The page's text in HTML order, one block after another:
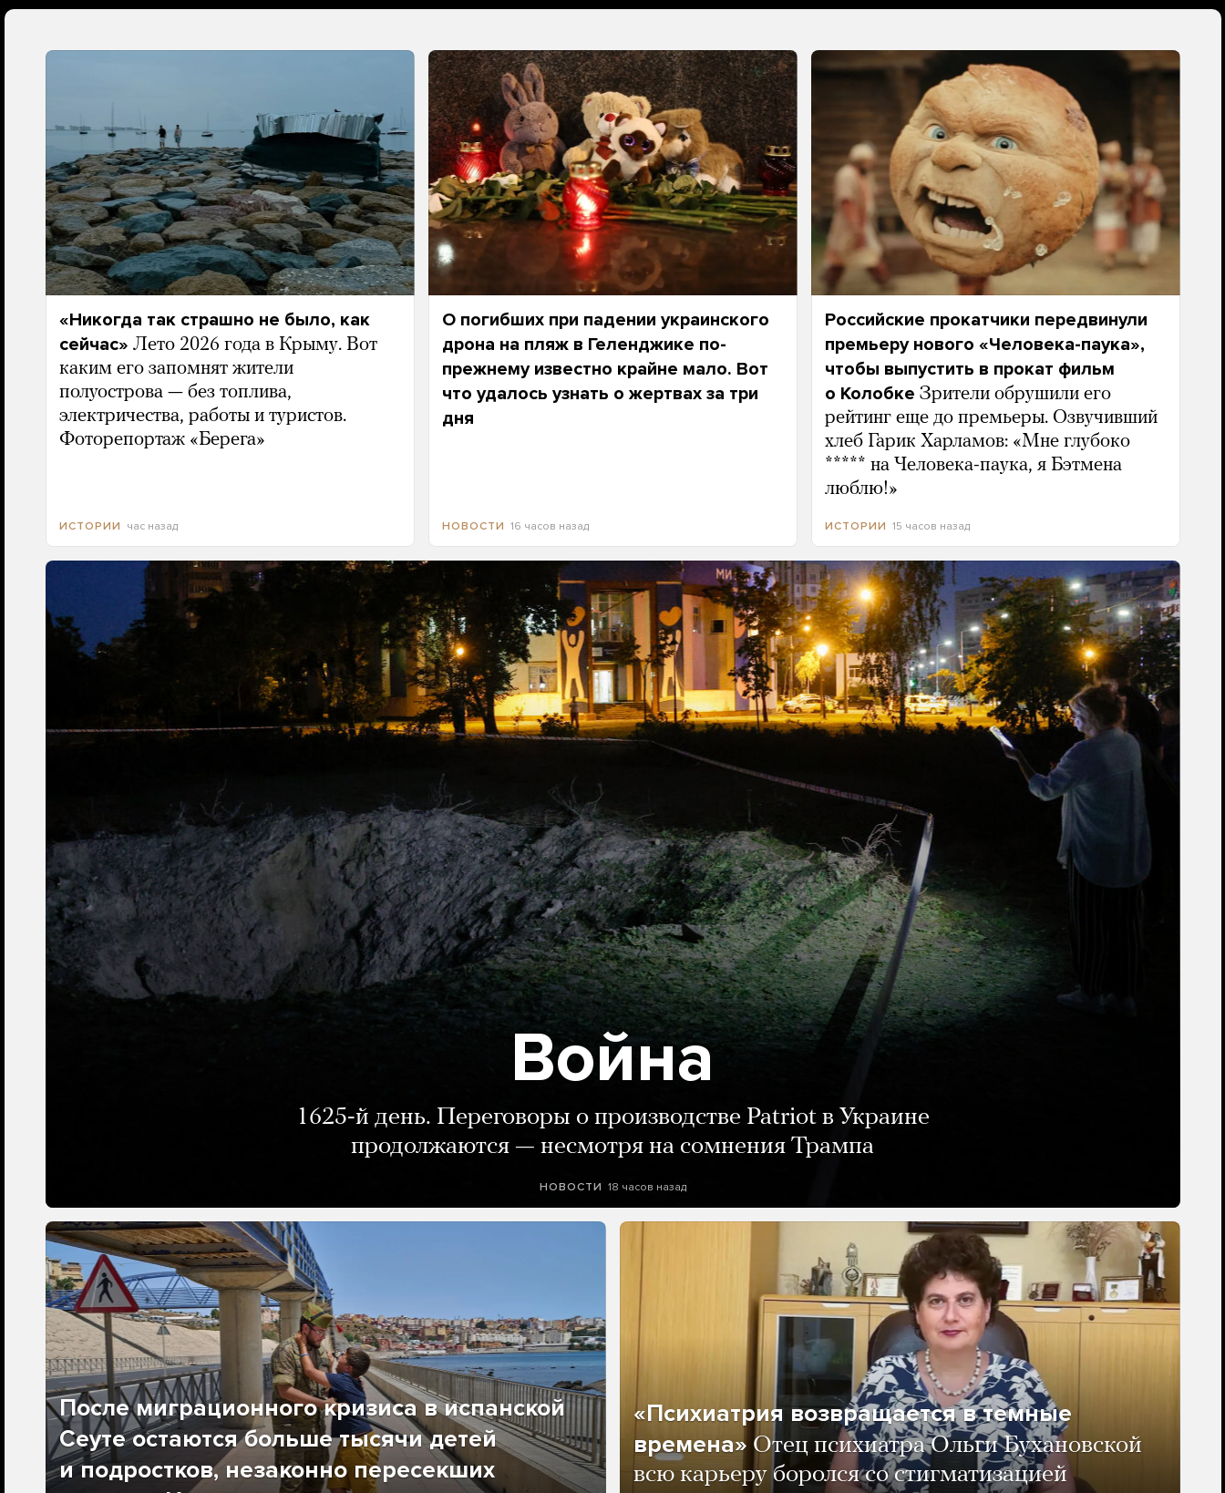
«Никогда так страшно не было, как
сейчас» Лето 2026 года в Крыму. Вот
каким его запомнят жители
полуострова — без топлива,
электричества, работы и туристов.
Фоторепортаж «Берега»
ИСТОРИИ час назад
О погибших при падении украинского
дрона на пляж в Геленджике по-
прежнему известно крайне мало. Вот
что удалось узнать о жертвах за три
дня
НОВОСТИ 16 часов назад
Российские прокатчики передвинули
премьеру нового «Человека-паука»,
чтобы выпустить в прокат фильм
о Колобке Зрители обрушили его
рейтинг еще до премьеры. Озвучивший
хлеб Гарик Харламов: «Мне глубоко
***** на Человека-паука, я Бэтмена
люблю!»
ИСТОРИИ 15 часов назад
Война
1625-й день. Переговоры о производстве Patriot в Украине
продолжаются — несмотря на сомнения Трампа
НОВОСТИ 18 часов назад
После миграционного кризиса в испанской
Сеуте остаются больше тысячи детей
и подростков, незаконно пересекших
«Психиатрия возвращается в темные
времена» Отец психиатра Ольги Бухановской
всю карьеру боролся со стигматизацией